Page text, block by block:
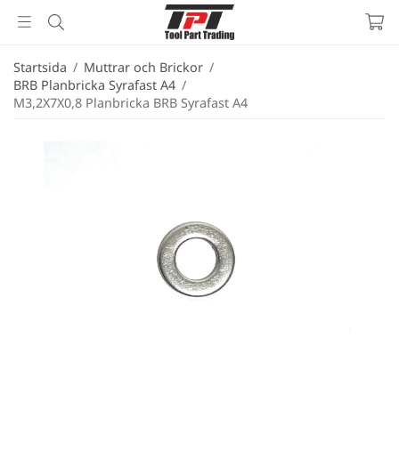
Startsida / Muttrar och Brickor /
BRB Planbricka Syrafast A4 /
M3,2X7X0,8 Planbricka BRB Syrafast A4